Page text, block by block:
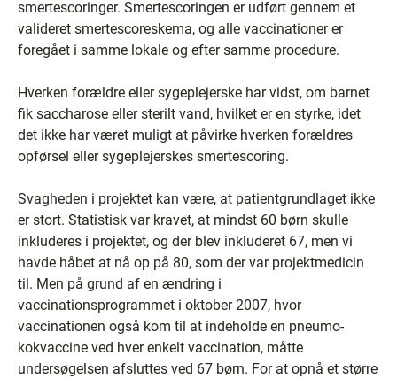
smertescoringer. Smertescoringen er udført gennem et
valideret smertescoreskema, og alle vaccinationer er
foregået i samme lokale og efter samme procedure.
Hverken forældre eller sygeplejerske har vidst, om barnet
fik saccharose eller sterilt vand, hvilket er en styrke, idet
det ikke har været muligt at påvirke hverken forældres
opførsel eller sygeplejerskes smertescoring.
Svagheden i projektet kan være, at patientgrundlaget ikke
er stort. Statistisk var kravet, at mindst 60 børn skulle
inkluderes i projektet, og der blev inkluderet 67, men vi
havde håbet at nå op på 80, som der var projektmedicin
til. Men på grund af en ændring i
vaccinationsprogrammet i oktober 2007, hvor
vaccinationen også kom til at indeholde en pneumo-
kokvaccine ved hver enkelt vaccination, måtte
undersøgelsen afsluttes ved 67 børn. For at opnå et større